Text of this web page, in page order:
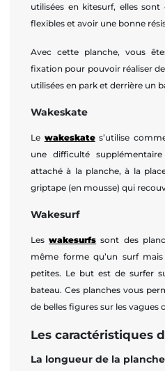
utilisées en kitesurf, elles
flexibles et avoir une bonne
Avec cette planche, vous
fixation pour pouvoir réaliser
utilisées en park et derrière un
Wakeskate
Le wakeskates’utilise
une difficulté
attaché à la planche, à la
griptape (en mousse) qui
Wakesurf
Leswakesurfs sont des
même forme qu’un surf
petites. Le but est de surfer
bateau. Ces planches vous
de belles figures sur les vagues
Les caractéristiques
La longueur de la